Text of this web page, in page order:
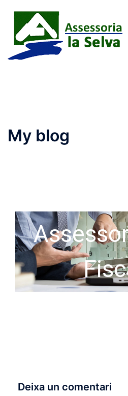
content
My blog
Deixa un comentari